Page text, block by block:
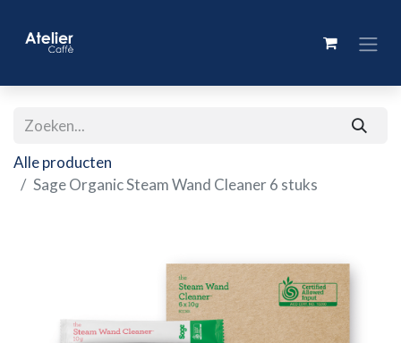
Alle producten
Sage Organic Steam Wand Cleaner 6 stuks